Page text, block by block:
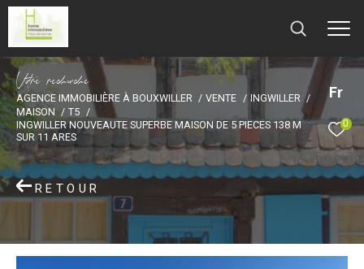
Fr
0
Vore recece
AGENCE IMMOBILIÈRE À BOUXWILLER VENTE
INGWILLER
MAISON
T5
INGWILLER NOUVEAUTE SUPERBE MAISON DE 5 PIECES 138 M
SUR 11 ARES
RETOUR